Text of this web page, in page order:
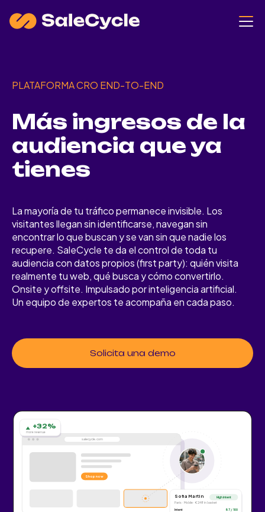
PLATAFORMA CRO END-TO-END
Más ingresos de la
audiencia que ya
tienes
La mayoría de tu tráfico permanece invisible. Los
visitantes llegan sin identificarse, navegan sin
encontrar lo que buscan y se van sin que nadie los
recupere. SaleCycle te da el control de toda tu
audiencia con datos propios (first party): quién visita
realmente tu web, qué busca y cómo convertirlo.
Onsite y offsite. Impulsado por inteligencia artificial.
Un equipo de expertos te acompaña en cada paso.
Solicita una demo
salecycle.com
Shop now
+32%
more revenue
Sofia Martin
High intent
Paris · Mobile · €248 in basket
Intent 87 / 100